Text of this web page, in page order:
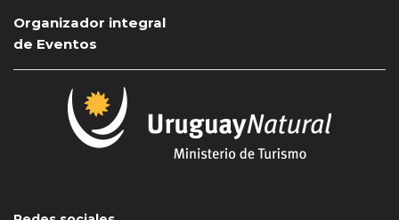
Organizador integral
de Eventos